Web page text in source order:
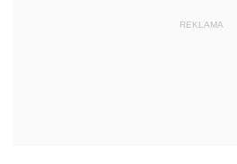
REKLAMA